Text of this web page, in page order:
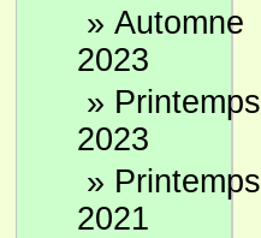
» Automne
2023
» Printemps
2023
» Printemps
2021